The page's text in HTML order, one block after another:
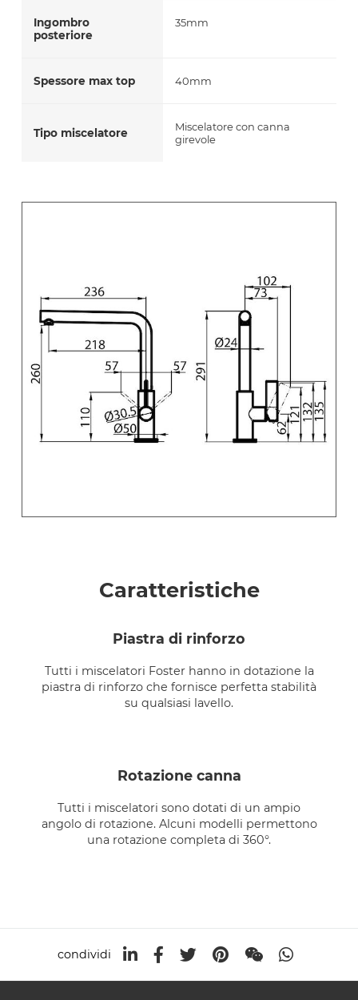
Ingombro
posteriore
35mm
Spessore max top 40mm
Tipo miscelatore
Miscelatore con canna
girevole
Caratteristiche
piastra di rinforzo
Tutti i miscelatori Foster hanno in dotazione la
piastra di rinforzo che fornisce perfetta stabilità
su qualsiasi lavello.
rotazione canna
Tutti i miscelatori sono dotati di un ampio
angolo di rotazione. Alcuni modelli permettono
una rotazione completa di 360°.
condividi